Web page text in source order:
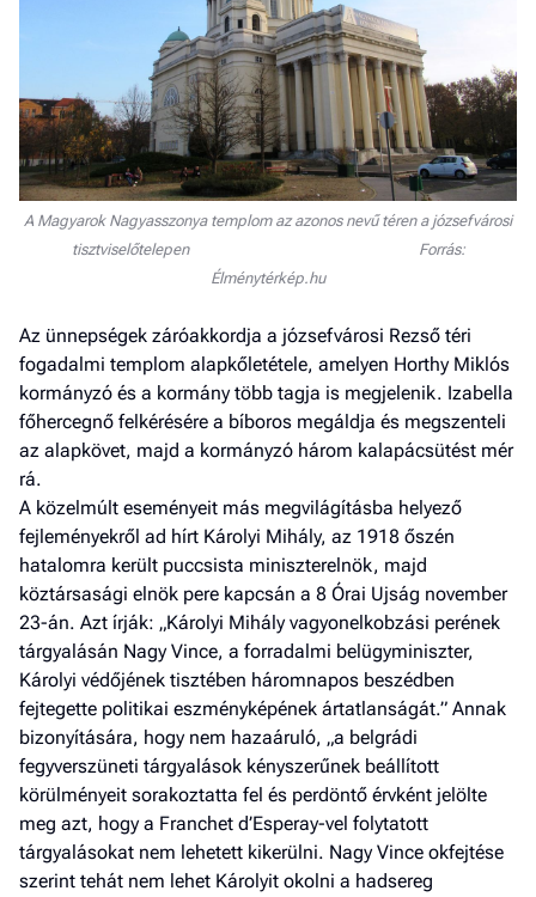
A Magyarok Nagyasszonya templom az azonos nevű téren a józsefvárosi
tisztviselőtelepen Forrás:
Élménytérkép.hu
Az ünnepségek záróakkordja a józsefvárosi Rezső téri
fogadalmi templom alapkőletétele, amelyen Horthy Miklós
kormányzó és a kormány több tagja is megjelenik. Izabella
főhercegnő felkérésére a bíboros megáldja és megszenteli
az alapkövet, majd a kormányzó három kalapácsütést mér
rá.
A közelmúlt eseményeit más megvilágításba helyező
fejleményekről ad hírt Károlyi Mihály, az 1918 őszén
hatalomra került puccsista miniszterelnök, majd
köztársasági elnök pere kapcsán a 8 Órai Ujság november
23-án. Azt írják: „Károlyi Mihály vagyonelkobzási perének
tárgyalásán Nagy Vince, a forradalmi belügyminiszter,
Károlyi védőjének tisztében háromnapos beszédben
fejtegette politikai eszményképének ártatlanságát.” Annak
bizonyítására, hogy nem hazaáruló, „a belgrádi
fegyverszüneti tárgyalások kényszerűnek beállított
körülményeit sorakoztatta fel és perdöntő érvként jelölte
meg azt, hogy a Franchet d’Esperay-vel folytatott
tárgyalásokat nem lehetett kikerülni. Nagy Vince okfejtése
szerint tehát nem lehet Károlyit okolni a hadsereg